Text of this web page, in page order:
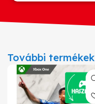
További termékek